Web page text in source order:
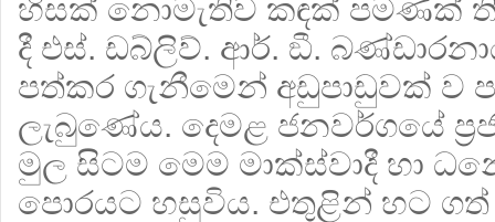
හිසක් නොමැතිව කඳක් පමණක්
දී එස්. ඩබ්ලිව්. ආර්. ඞී.
පත්කර ගැනීමෙන් අඩුපාඩුවක් ව
ලැබුණේය. දෙමළ ජනවර්ගයේ
මුල සිටම මෙම මාක්ස්වාදී හා
පොරයට හසුවිය. එතුළින් හට ගත්